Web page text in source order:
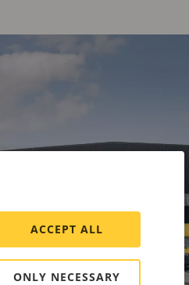
ACCEPT ALL
ONLY NECESSARY